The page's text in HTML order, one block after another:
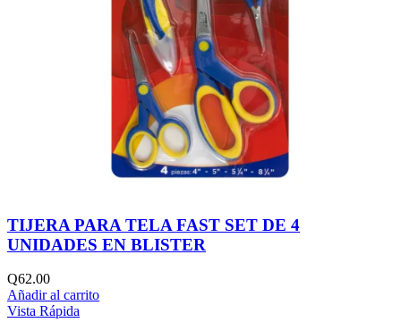
TIJERA PARA TELA FAST SET DE 4
UNIDADES EN BLISTER
Q62.00
Añadir al carrito
Vista Rápida